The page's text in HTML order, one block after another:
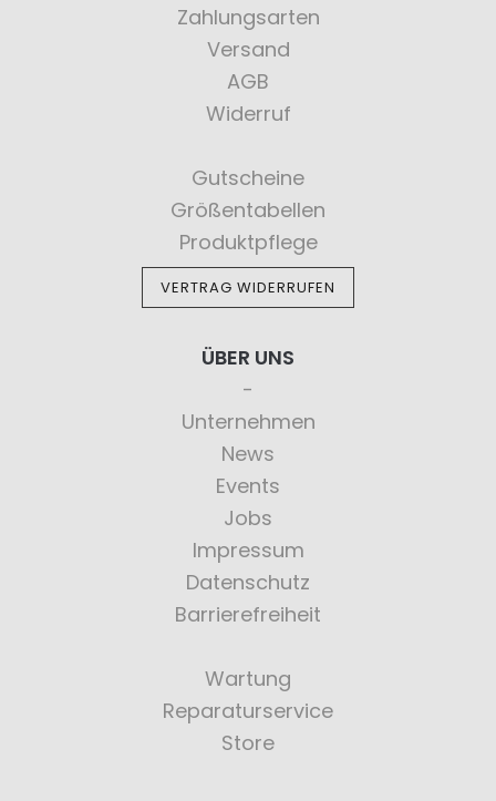
Zahlungsarten
Versand
AGB
Widerruf
Gutscheine
Größentabellen
Produktpflege
VERTRAG WIDERRUFEN
ÜBER UNS
Unternehmen
News
Events
Jobs
Impressum
Datenschutz
Barrierefreiheit
Wartung
Reparaturservice
Store